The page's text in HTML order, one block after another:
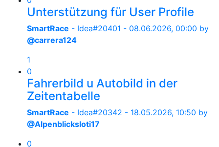
Unterstützung für User Profile
SmartRace - Idea#20401 - 08.06.2026, 00:00 by
@carrera124
1
0
Fahrerbild u Autobild in der
Zeitentabelle
SmartRace - Idea#20342 - 18.05.2026, 10:50 by
@Alpenblicksloti17
0